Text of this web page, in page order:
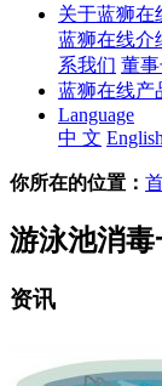
关于蓝狮在
蓝狮在线介
系我们 董
蓝狮在线产
Language
中 文 English
你所在的位置：
游泳池消
资讯